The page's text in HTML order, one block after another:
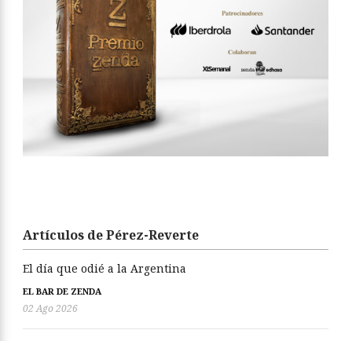
Artículos de Pérez-Reverte
El día que odié a la Argentina
EL BAR DE ZENDA
02 Ago 2026